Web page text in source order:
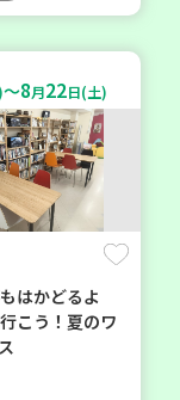
～8月22日(土)
はかどるよ
こう！夏のワ